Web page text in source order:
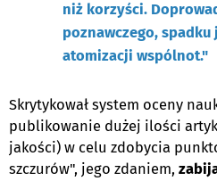
niż korzyści.
poznawczego,
atomizacji wspólnot."
Skrytykował system oceny
publikowanie dużej ilości
jakości) w celu zdobycia
szczurów", jego zdaniem,